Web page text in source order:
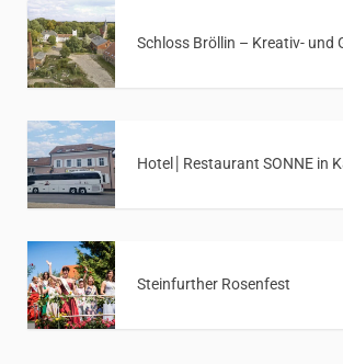
Hotel│Restaurant SONNE in
Steinfurther Rosenfest